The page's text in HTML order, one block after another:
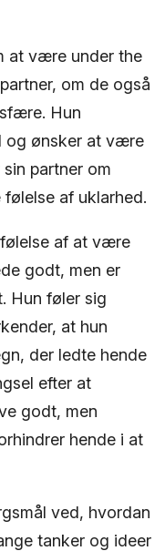
at være under the
om de også
Hun
og ønsker at være
partner om
af uklarhed.
af at være
godt, men er
Hun føler sig
at hun
der ledte hende
efter at
godt, men
hende i at
ved, hvordan
tanker og ideer